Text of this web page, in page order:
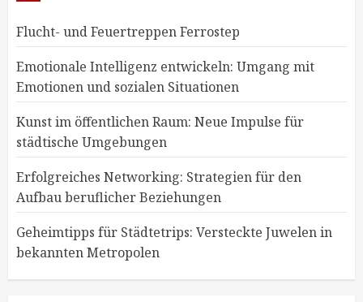
Flucht- und Feuertreppen Ferrostep
Emotionale Intelligenz entwickeln: Umgang mit
Emotionen und sozialen Situationen
Kunst im öffentlichen Raum: Neue Impulse für
städtische Umgebungen
Erfolgreiches Networking: Strategien für den
Aufbau beruflicher Beziehungen
Geheimtipps für Städtetrips: Versteckte Juwelen in
bekannten Metropolen